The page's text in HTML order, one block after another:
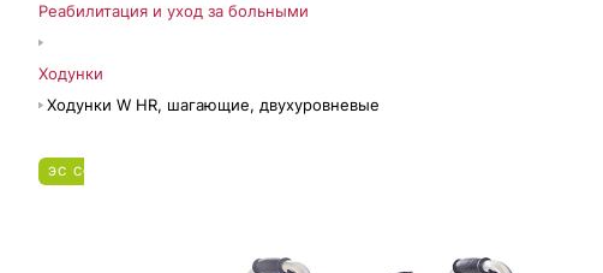
Реабилитация и уход за больными
Ходунки
Ходунки W HR, шагающие, двухуровневые
ЭС СФР